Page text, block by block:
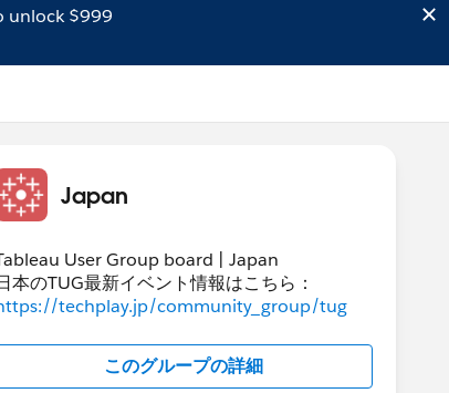
unlock $999
Japan
User Group board | Japan
本のTUG最新イベント情報はこちら：
techplay.jp/community_group/tug
このグループの詳細